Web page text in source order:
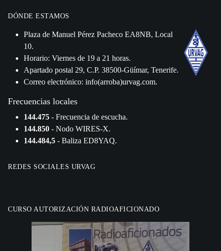
DÓNDE ESTAMOS
Plaza de Manuel Pérez Pacheco EA8NB, Local
10.
Horario: Viernes de 19 a 21 horas.
Apartado postal 29, C.P. 38500-Güímar, Tenerife.
Correo electrónico: info(arroba)urvag.com.
Frecuencias locales
144.475 - Frecuencia de escucha.
144.850 - Nodo WIRES-X.
144.484,5 - Baliza ED8YAQ.
REDES SOCIALES URVAG
CURSO AUTORIZACIÓN RADIOAFICIONADO